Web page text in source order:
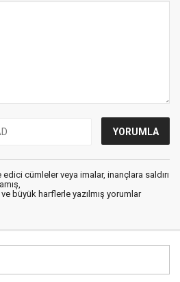
cümleler veya imalar, inançlara saldırı
büyük harflerle yazılmış yorumlar